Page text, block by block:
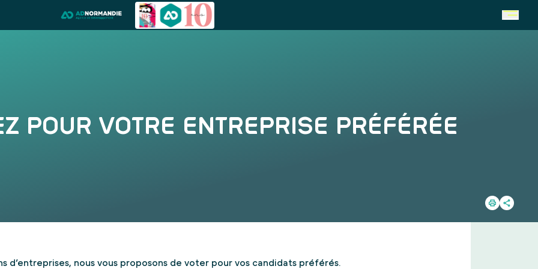
POUR VOTRE ENTREPRISE PRÉFÉRÉE
d’entreprises, nous vous proposons de voter pour vos candidats préférés.